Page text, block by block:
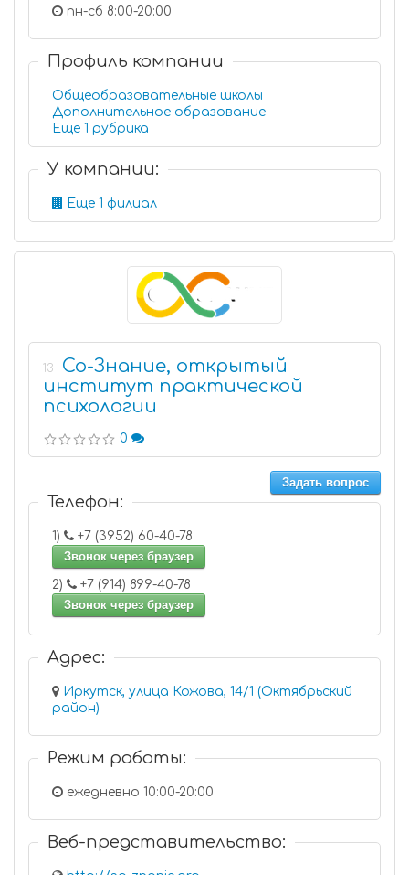
пн-сб 8:00-20:00
Профиль компании
Общеобразовательные школы
Дополнительное образование
Еще 1 рубрика
У компании:
Еще 1 филиал
13
Со-Знание, открытый
институт практической
психологии
0
Задать вопрос
Телефон:
1)
+7 (3952) 60-40-78
Звонок через браузер
2)
+7 (914) 899-40-78
Звонок через браузер
Адрес:
Иркутск, улица Кожова, 14/1 (Октябрьский
район)
Режим работы:
ежедневно 10:00-20:00
Веб-представительство: